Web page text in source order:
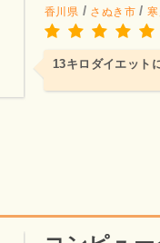
香川県 / さぬき市/
13キロダイエット